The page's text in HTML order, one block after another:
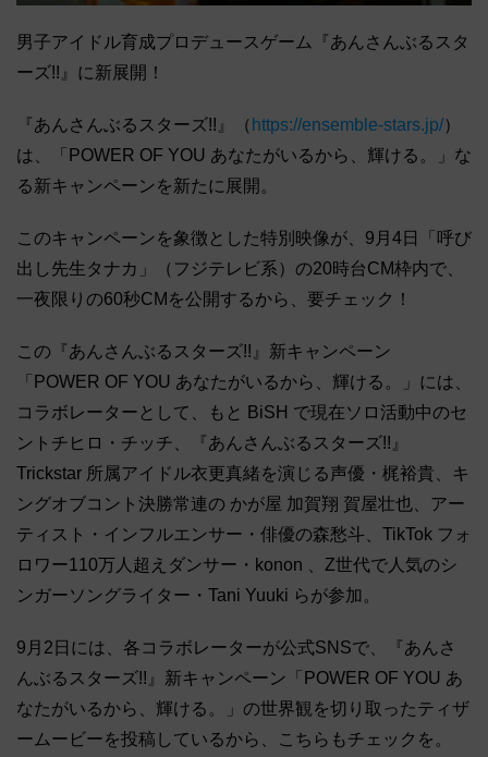
男子アイドル育成プロデュースゲーム『あんさんぶるスタ
ーズ!!』に新展開！
『あんさんぶるスターズ!!』（ https://ensemble-stars.jp/）
は、「POWER OF YOU あなたがいるから、輝ける。」な
る新キャンペーンを新たに展開。
このキャンペーンを象徴とした特別映像が、9月4日「呼び
出し先生タナカ」（フジテレビ系）の20時台CM枠内で、
一夜限りの60秒CMを公開するから、要チェック！
この『あんさんぶるスターズ!!』新キャンペーン
「POWER OF YOU あなたがいるから、輝ける。」には、
コラボレーターとして、もと BiSH で現在ソロ活動中のセ
ントチヒロ・チッチ、『あんさんぶるスターズ!!』
Trickstar 所属アイドル衣更真緒を演じる声優・梶裕貴、キ
ングオブコント決勝常連の かが屋 加賀翔 賀屋壮也、アー
ティスト・インフルエンサー・俳優の森愁斗、TikTok フォ
ロワー110万人超えダンサー・konon 、Z世代で人気のシ
ンガーソングライター・Tani Yuuki らが参加。
9月2日には、各コラボレーターが公式SNSで、『あんさ
んぶるスターズ!!』新キャンペーン「POWER OF YOU あ
なたがいるから、輝ける。」の世界観を切り取ったティザ
ームービーを投稿しているから、こちらもチェックを。